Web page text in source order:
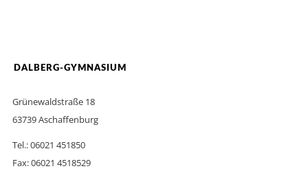
DALBERG-GYMNASIUM
Grünewaldstraße 18
63739 Aschaffenburg
Tel.: 06021 451850
Fax: 06021 4518529